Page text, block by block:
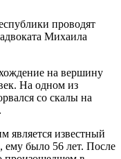
проводят
Михаила
на вершину
На одном из
со скалы на
является известный
было 56 лет. После